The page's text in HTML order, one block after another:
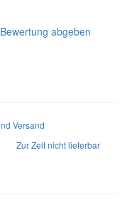
Bewertung abgeben
Versand
Zur Zeit nicht lieferbar